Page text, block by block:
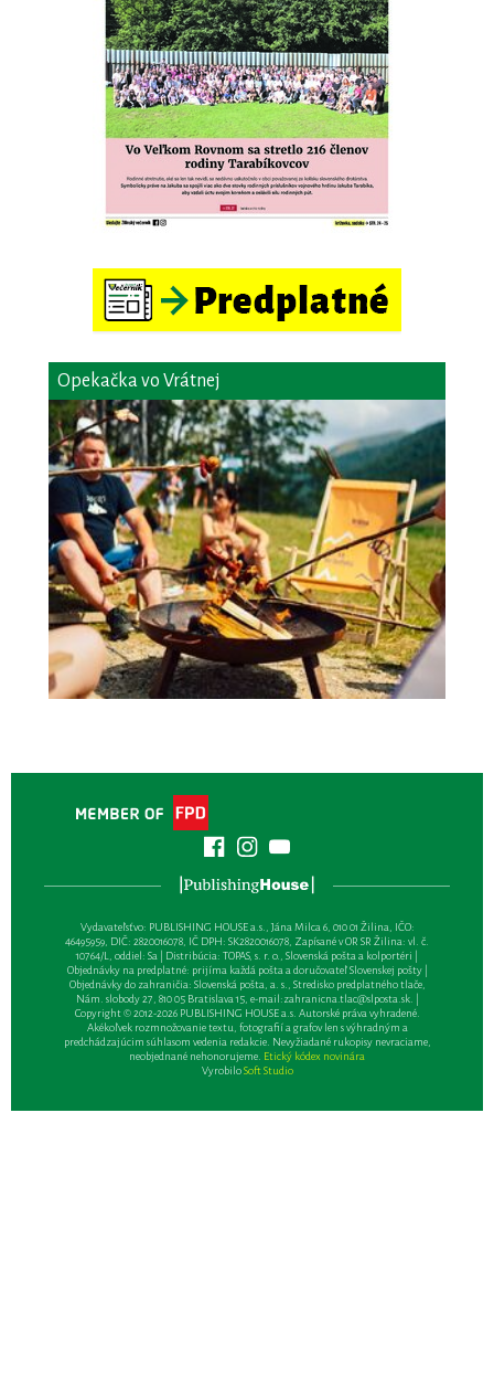
Opekačka vo Vrátnej
Vydavateľsťvo: PUBLISHING HOUSE a.s., Jána Milca 6, 010 01 Žilina, IČO:
46495959, DIČ: 2820016078, IČ DPH: SK2820016078, Zapísané v OR SR Žilina: vl. č.
10764/L, oddiel: Sa | Distribúcia: TOPAS, s. r. o., Slovenská pošta a kolportéri |
Objednávky na predplatné: prijíma každá pošta a doručovateľ Slovenskej pošty |
Objednávky do zahraničia: Slovenská pošta, a. s., Stredisko predplatného tlače,
Nám. slobody 27, 810 05 Bratislava 15, e-mail:zahranicna.tlac@slposta.sk. |
Copyright © 2012-2026 PUBLISHING HOUSE a.s. Autorské práva vyhradené.
Akékoľvek rozmnožovanie textu, fotografií a grafov len s výhradným a
predchádzajúcim súhlasom vedenia redakcie. Nevyžiadané rukopisy nevraciame,
neobjednané nehonorujeme. Etický kódex novinára
VyrobiloSoft Studio